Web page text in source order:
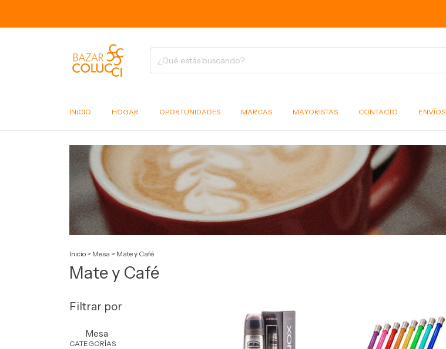
INICIO HOGAR OPORTUNIDADES MARCAS MAYORISTAS CONTACTO ENVÍOS
Inicio > Mesa > Mate y Café
Mate y Café
Filtrar por
Mesa
CATEGORÍAS